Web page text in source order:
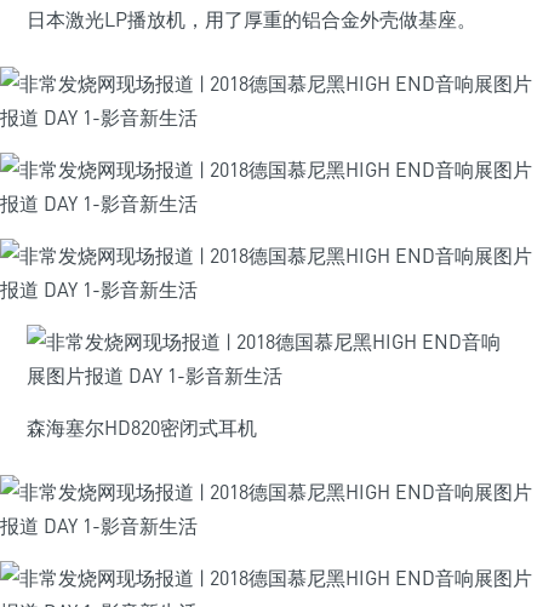
日本激光LP播放机，用了厚重的铝合金外壳做基座。
森海塞尔HD820密闭式耳机